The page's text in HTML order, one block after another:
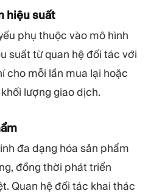
hiệu suất
phụ thuộc vào mô hình
suất từ quan hệ đối tác với
cho mỗi lần mua lại hoặc
lượng giao dịch.
đa dạng hóa sản phẩm
đồng thời phát triển
Quan hệ đối tác khai thác